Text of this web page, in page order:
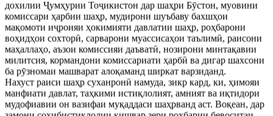
дохилии Ҷумҳурии Тоҷикистон дар шаҳри Бӯстон, муовини
комиссари ҳарбии шаҳр, мудирони шуъбаву бахшҳои
мақомоти иҷроияи ҳокимияти давлатии шаҳр, роҳбарони
воҳидҳои сохторӣ, сарварони муассисаҳои таълимӣ, раисони
маҳаллаҳо, аъзои комиссияи даъватӣ, нозирони минтақавии
милитсия, кормандони комиссариати ҳарбӣ ва дигар шахсони
ба рӯзномаи машварат алоқаманд ширкат варзиданд.
Нахуст раиси шаҳр суханронӣ намуда, зикр кард, ки, ҳимояи
манфиати давлат, таҳкими истиқлолият, амният ва иқтидори
мудофиавии он вазифаи муқаддаси шаҳрванд аст. Воқеан, дар